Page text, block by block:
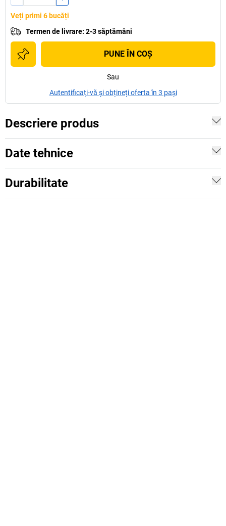
Veți primi 6 bucăți
Termen de livrare: 2-3 săptămâni
PUNE ÎN COŞ
Sau
Autentificați-vă și obțineți oferta în 3 pași
Descriere produs
Date tehnice
Durabilitate